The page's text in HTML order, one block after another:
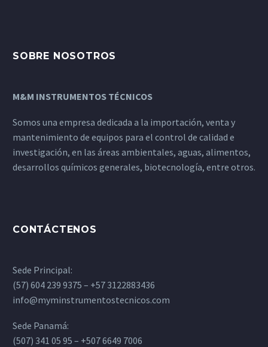
SOBRE NOSOTROS
M&M INSTRUMENTOS TÉCNICOS
Somos una empresa dedicada a la importación, venta y
mantenimiento de equipos para el control de calidad e
investigación, en las áreas ambientales, aguas, alimentos,
desarrollos químicos generales, biotecnología, entre otros.
CONTÁCTENOS
Sede Principal:
(57) 604 239 9375 – +57 3122883436
info@myminstrumentostecnicos.com
Sede Panamá:
(507) 341 05 95 – +507 6649 7006